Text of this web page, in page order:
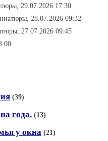
29.07.2026 17:30
28.07.2026 09:32
27.07.2026 09:45
(39)
года. (13)
у окна (21)